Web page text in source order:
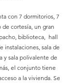
con 7 dormitorios, 7
de cortesía, un gran
biblioteca, hall
instalaciones, sala de
y sala polivalente de
el conjunto tiene
a la vivienda. Se